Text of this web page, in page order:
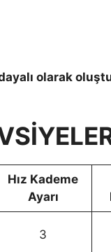
olarak
Hız Kademe
Ayarı
3